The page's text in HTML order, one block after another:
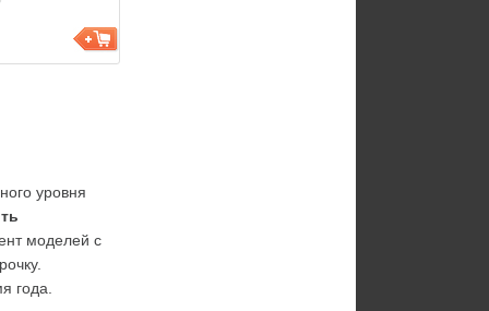
уровня
моделей с
года.